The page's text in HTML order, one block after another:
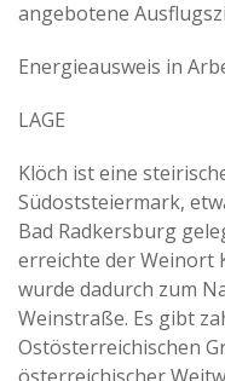
angebotene
Energieausweis in
LAGE
Klöch ist eine
Südoststeiermark,
Bad Radkersburg
erreichte der Weinort
wurde dadurch zum
Weinstraße. Es gibt
Ostösterreichischen